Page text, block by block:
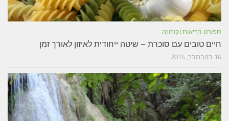
ספורט בריאות וקורונה
חיים טובים עם סוכרת – שיטה ייחודית לאיזון לאורך זמן
16 בנובמבר, 2014